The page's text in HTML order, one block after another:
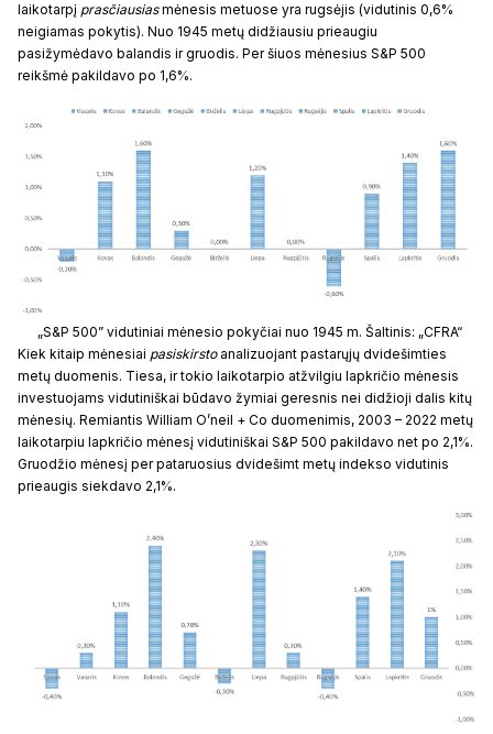
laikotarpį prasčiausiasmėnesis metuose yra rugsėjis (vidutinis 0,6%
neigiamas pokytis). Nuo 1945 metų didžiausiu prieaugiu
pasižymėdavo balandis ir gruodis. Per šiuos mėnesius S&P 500
reikšmė pakildavo po 1,6%.
„S&P 500” vidutiniai mėnesio pokyčiai nuo 1945 m. Šaltinis: „CFRA“
Kiek kitaip mėnesiai pasiskirsto analizuojant pastarųjų dvidešimties
metų duomenis. Tiesa, ir tokio laikotarpio atžvilgiu lapkričio mėnesis
investuojams vidutiniškai būdavo žymiai geresnis nei didžioji dalis kitų
mėnesių. Remiantis William O’neil + Co duomenimis, 2003 – 2022 metų
laikotarpiu lapkričio mėnesį vidutiniškai S&P 500 pakildavo net po 2,1%.
Gruodžio mėnesį per pataruosius dvidešimt metų indekso vidutinis
prieaugis siekdavo 2,1%.